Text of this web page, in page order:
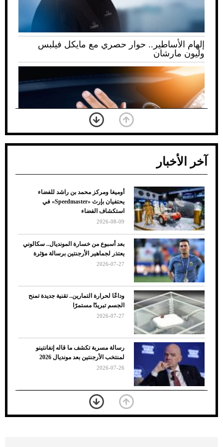
إلهام الأساطير.. حوار حصري مع مايكل فيلبس
وليون مارشان
ضعف تبريد مكيف السيارة عند الوقوف.. أشهر
الأسباب والحلول
7 نصائح لاختيار لون البنطلون المناسب للقميص
الأسود
آخر الأخبار
أوميغا ومركز محمد بن راشد للفضاء
يحتفيان بإرث «Speedmaster» في
استكشاف الفضاء
2026-08-09
بعد أسبوع من خسارة المونديال.. سكالوني
يعتذر لجماهير الأرجنتين برسالة مؤثرة
2026-07-27
وداعًا لحرارة التمارين.. تقنية جديدة تمنح
الجسم تبريدًا مستمرًا
2026-07-27
رسالة مسربة تكشف ما قاله إنفانتينو
لمنتخب الأرجنتين بعد مونديال 2026
2026-07-26
«الجوازات» تكشف طريقة استخراج رقم
الحدود للزائر عبر أبشر